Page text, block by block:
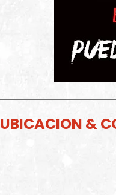
UBICACION &